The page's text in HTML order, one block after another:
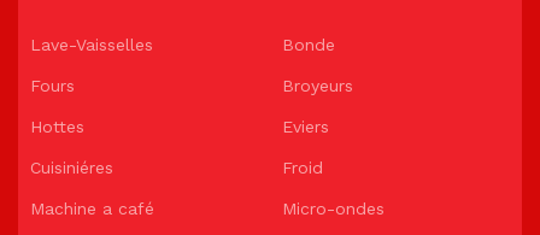
Lave-Vaisselles
Fours
Hottes
Cuisiniéres
Machine a café
Bonde
Broyeurs
Eviers
Froid
Micro-ondes